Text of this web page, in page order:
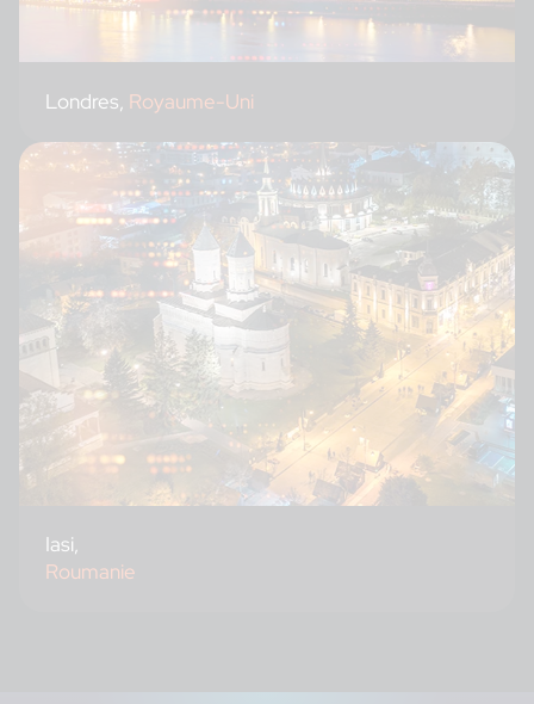
Londres, Royaume-Uni
Iasi,
Roumanie